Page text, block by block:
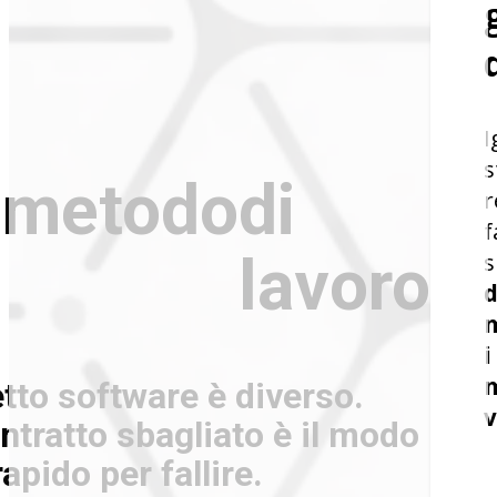
metododi
lavoro
software è diverso.
sbagliato è il modo
per fallire.
i